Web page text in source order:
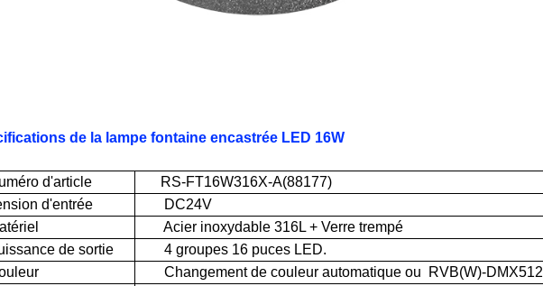
de la lampe fontaine encastrée LED 16W
d'article
RS-FT16W316X-A(88177)
d'entrée
DC24V
Acier inoxydable 316L + Verre trempé
de sortie
4 groupes 16 puces LED.
Changement de couleur automatique ou
RVB(W)-DMX512